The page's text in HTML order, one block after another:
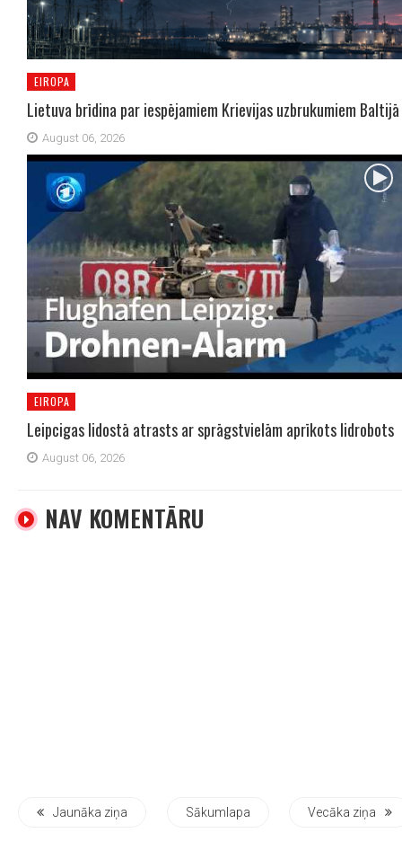
EIROPA
Lietuva brīdina par iespējamiem Krievijas uzbrukumiem Baltijā
August 06, 2026
EIROPA
Leipcigas lidostā atrasts ar sprāgstvielām aprīkots lidrobots
August 06, 2026
NAV KOMENTĀRU
Jaunāka ziņa Sākumlapa Vecāka ziņa